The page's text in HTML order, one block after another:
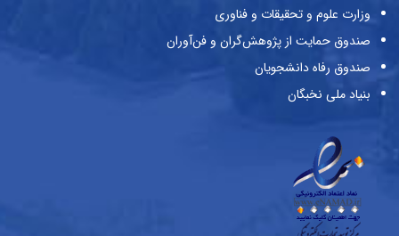
وزارت علوم و تحقیقات و فناوری
صندوق حمایت از پژوهش‌گران و فن‌آوران
صندوق رفاه دانشجویان
بنیاد ملی نخبگان